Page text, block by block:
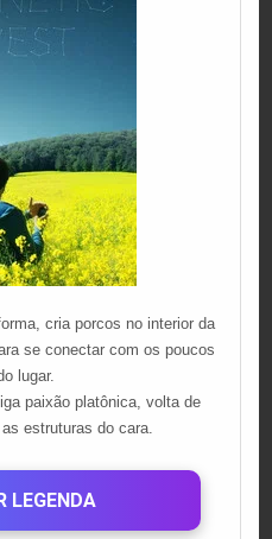
cria porcos no interior da
se conectar com os poucos
lugar.
paixão platônica, volta de
estruturas do cara.
LEGENDA